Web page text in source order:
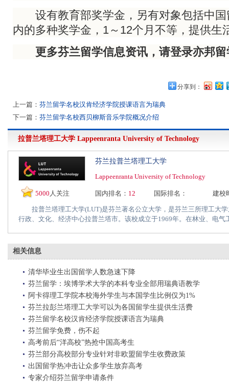
设有教育部奖学金，另有对象包括中国
内的多种奖学金，1～12个月不等，提供生
更多芬兰留学信息资讯，请登录亦邦留
分享到：
上一篇： 芬兰留学名校汉肯经济学院授课语言为瑞典
下一篇： 芬兰留学名校西贝柳斯音乐学院概况介绍
拉普兰塔理工大学 Lappeenranta University of Technology
芬兰拉普兰塔理工大学
Lappeenranta University of Technology
5000 人关注 国内排名： 12 国际排名： 建校
拉普兰塔理工大学(LUT)是芬兰著名公立大学，是芬兰三所理工大学
行政、文化、经济中心拉普兰塔市。该校成立于1969年。在林业、电气
相关信息
清华毕业生出国留学人数急速下降
芬兰留学：埃博学术大学的本科专业全部用瑞典语教学
阿卡得理工学院本校海外学生与本国学生比例仅为1%
芬兰拉彭兰塔理工大学可以为各国留学生提供生活费
芬兰留学名校汉肯经济学院授课语言为瑞典
芬兰留学免费，伤不起
高考前后“洋高校”热抢中国高考生
芬兰部分高校部分专业针对非欧盟留学生收费政策
出国留学热冲击让众多学生放弃高考
专家介绍芬兰留学申请条件